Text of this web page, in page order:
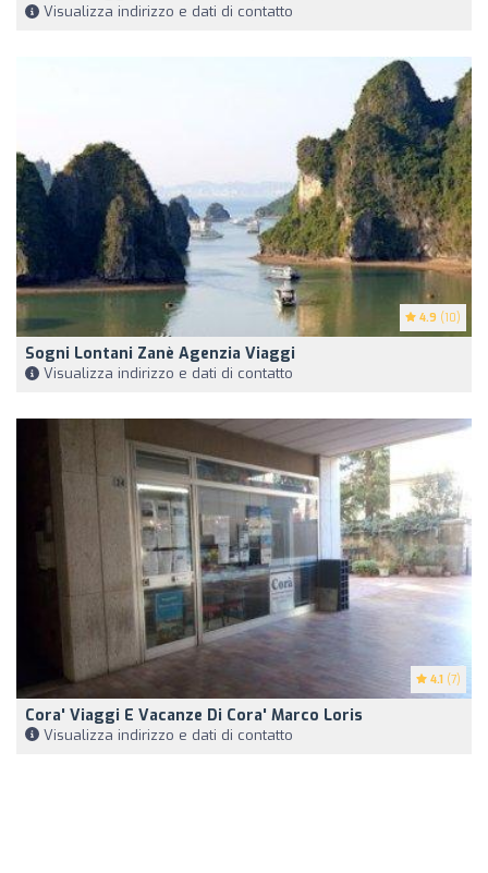
Visualizza indirizzo e dati di contatto
4.9 (10)
Sogni Lontani Zanè Agenzia Viaggi
Visualizza indirizzo e dati di contatto
4.1 (7)
Cora' Viaggi E Vacanze Di Cora' Marco Loris
Visualizza indirizzo e dati di contatto